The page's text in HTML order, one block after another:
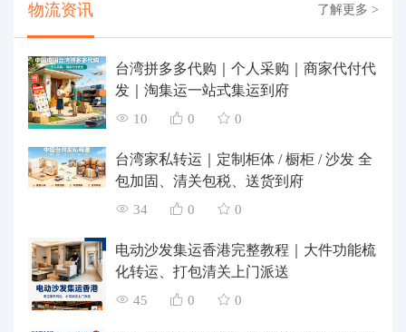
物流资讯 了解更多 >
台湾拼多多代购｜个人采购｜商家代付代
发｜淘集运一站式集运到府
10 0 0
台湾家私转运｜定制柜体 / 橱柜 / 沙发 全
包加固、清关包税、送货到府
34 0 0
电动沙发集运香港完整教程｜大件功能梳
化转运、打包清关上门派送
45 0 0